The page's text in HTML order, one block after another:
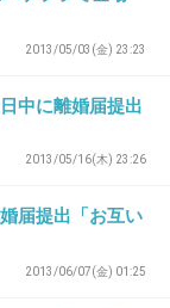
た。
-4
2013/05/03(金) 23:23
中に離婚届提出
2013/05/16(木) 23:26
届提出「お互い
2013/06/07(金) 01:25